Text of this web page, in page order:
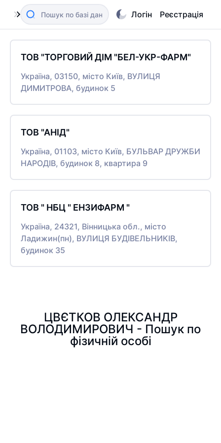
Логін Реєстрація
ТОВ "ТОРГОВИЙ ДІМ "БЕЛ-УКР-ФАРМ"
Україна, 03150, місто Київ, ВУЛИЦЯ
ДИМИТРОВА, будинок 5
ТОВ "АНІД"
Україна, 01103, місто Київ, БУЛЬВАР ДРУЖБИ
НАРОДІВ, будинок 8, квартира 9
ТОВ " НБЦ " ЕНЗИФАРМ "
Україна, 24321, Вінницька обл., місто
Ладижин(пн), ВУЛИЦЯ БУДІВЕЛЬНИКІВ,
будинок 35
ЦВЄТКОВ ОЛЕКСАНДР
ВОЛОДИМИРОВИЧ - Пошук по
фізичній особі